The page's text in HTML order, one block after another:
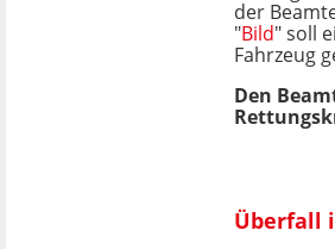
der
"Bild" soll
Fahrzeug
Den
Überfall